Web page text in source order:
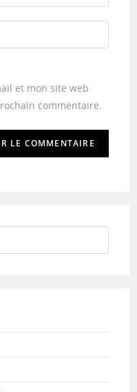
et mon site web
commentaire.